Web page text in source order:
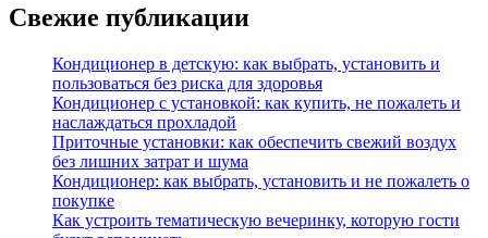
Свежие публикации
Кондиционер в детскую: как выбрать, установить и
пользоваться без риска для здоровья
Кондиционер с установкой: как купить, не пожалеть и
наслаждаться прохладой
Приточные установки: как обеспечить свежий воздух
без лишних затрат и шума
Кондиционер: как выбрать, установить и не пожалеть о
покупке
Как устроить тематическую вечеринку, которую гости